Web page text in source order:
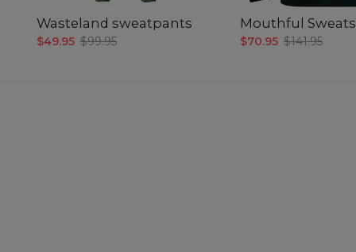
Wasteland sweatpants
$49.95 $99.95
Mouthful
$70.95 $141.95